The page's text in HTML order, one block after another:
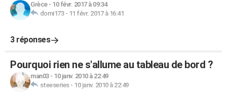
Grèce- 10 févr. 2017 à 09:34
domi173- 11 févr. 2017 à 16:41
3 réponses
Pourquoi rien ne s'allume au tableau de bord ?
man03- 10 janv. 2010 à 22:49
steeseries- 10 janv. 2010 à 22:49